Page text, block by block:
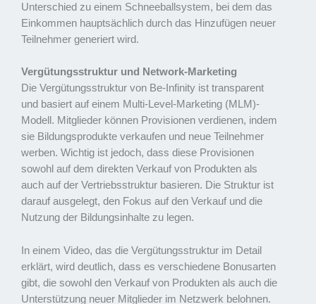
Unterschied zu einem Schneeballsystem, bei dem das
Einkommen hauptsächlich durch das Hinzufügen neuer
Teilnehmer generiert wird.
Vergütungsstruktur und Network-Marketing
Die Vergütungsstruktur von Be-Infinity ist transparent
und basiert auf einem Multi-Level-Marketing (MLM)-
Modell. Mitglieder können Provisionen verdienen, indem
sie Bildungsprodukte verkaufen und neue Teilnehmer
werben. Wichtig ist jedoch, dass diese Provisionen
sowohl auf dem direkten Verkauf von Produkten als
auch auf der Vertriebsstruktur basieren. Die Struktur ist
darauf ausgelegt, den Fokus auf den Verkauf und die
Nutzung der Bildungsinhalte zu legen.
In einem Video, das die Vergütungsstruktur im Detail
erklärt, wird deutlich, dass es verschiedene Bonusarten
gibt, die sowohl den Verkauf von Produkten als auch die
Unterstützung neuer Mitglieder im Netzwerk belohnen.